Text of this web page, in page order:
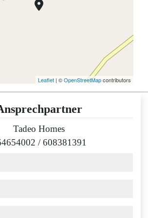
Leaflet | ©OpenStreetMapcontributors
Tadeo Homes
/608381391